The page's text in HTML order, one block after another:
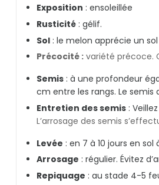
Exposition : ensoleillée
Rusticité : gélif.
Sol : le melon apprécie un
Précocité : variété précoce.
Semis : à une profondeur
cm entre les rangs. Le
Entretien des semis :
L’arrosage des semis
Levée : en 7 à 10 jours en sol
Arrosage : régulier. Évitez
Repiquage : au stade 4-5